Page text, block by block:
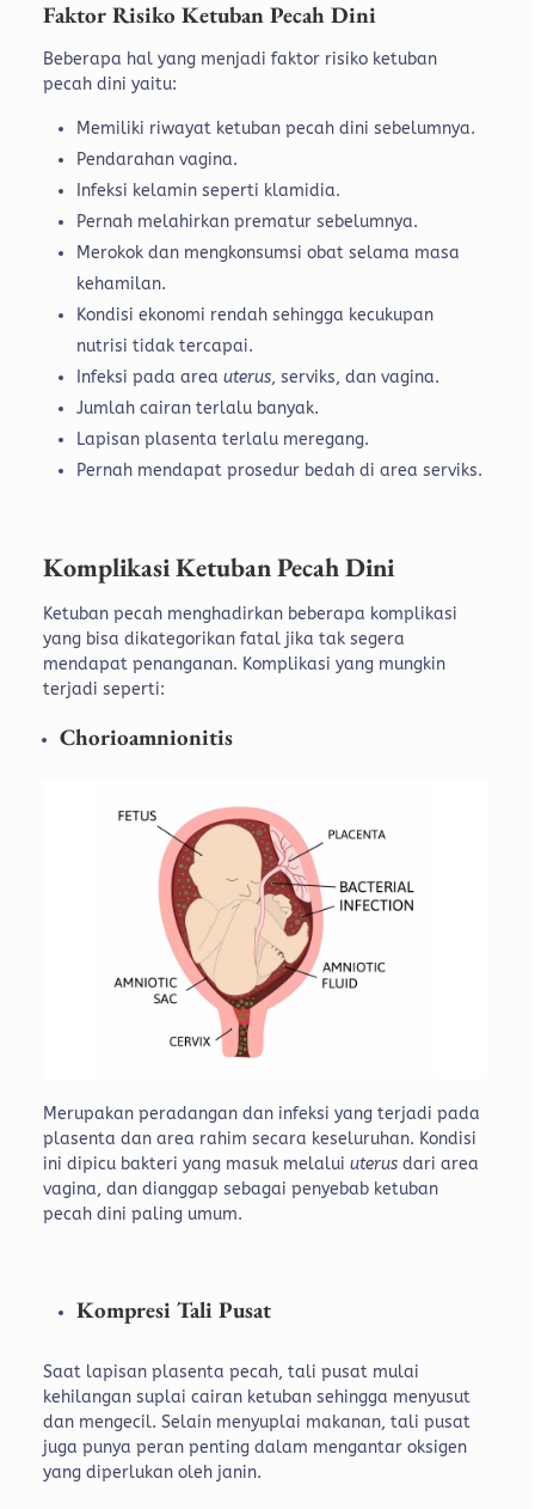
Faktor Risiko Ketuban Pecah Dini
Beberapa hal yang menjadi faktor risiko ketuban
pecah dini yaitu:
Memiliki riwayat ketuban pecah dini sebelumnya.
Pendarahan vagina.
Infeksi kelamin seperti klamidia.
Pernah melahirkan prematur sebelumnya.
Merokok dan mengkonsumsi obat selama masa
kehamilan.
Kondisi ekonomi rendah sehingga kecukupan
nutrisi tidak tercapai.
Infeksi pada area uterus, serviks, dan vagina.
Jumlah cairan terlalu banyak.
Lapisan plasenta terlalu meregang.
Pernah mendapat prosedur bedah di area serviks.
Komplikasi Ketuban Pecah Dini
Ketuban pecah menghadirkan beberapa komplikasi
yang bisa dikategorikan fatal jika tak segera
mendapat penanganan. Komplikasi yang mungkin
terjadi seperti:
Chorioamnionitis
Merupakan peradangan dan infeksi yang terjadi pada
plasenta dan area rahim secara keseluruhan. Kondisi
ini dipicu bakteri yang masuk melalui uterusdari area
vagina, dan dianggap sebagai penyebab ketuban
pecah dini paling umum.
Kompresi Tali Pusat
Saat lapisan plasenta pecah, tali pusat mulai
kehilangan suplai cairan ketuban sehingga menyusut
dan mengecil. Selain menyuplai makanan, tali pusat
juga punya peran penting dalam mengantar oksigen
yang diperlukan oleh janin.